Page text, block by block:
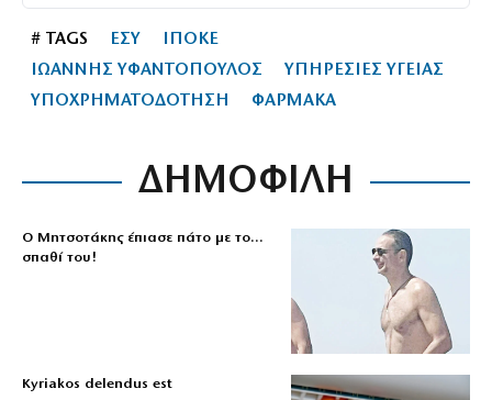
# TAGS ΕΣΥ
ΙΠΟΚΕ
ΙΩΑΝΝΗΣ ΥΦΑΝΤΟΠΟΥΛΟΣ
ΥΠΗΡΕΣΙΕΣ ΥΓΕΙΑΣ
ΥΠΟΧΡΗΜΑΤΟΔΟΤΗΣΗ
ΦΑΡΜΑΚΑ
ΔΗΜΟΦΙΛΗ
Ο Μητσοτάκης έπιασε πάτο με το…
σπαθί του!
Kyriakos delendus est